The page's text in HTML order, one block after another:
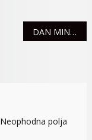
DAN MINISTARSTVA UNUTRAŠNJIH POSLOVA
Neophodna polja